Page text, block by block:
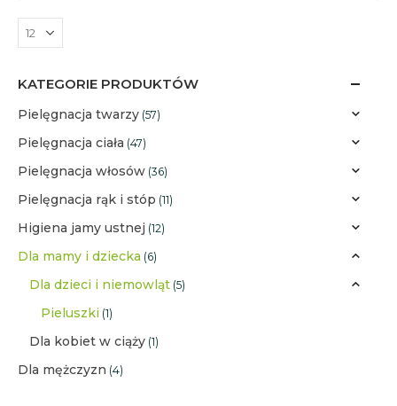
KATEGORIE PRODUKTÓW
Pielęgnacja twarzy (57)
Pielęgnacja ciała (47)
Pielęgnacja włosów (36)
Pielęgnacja rąk i stóp (11)
Higiena jamy ustnej (12)
Dla mamy i dziecka (6)
Dla dzieci i niemowląt (5)
Pieluszki (1)
Dla kobiet w ciąży (1)
Dla mężczyzn (4)